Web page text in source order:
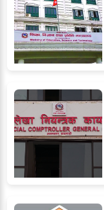
८जुनियरलाई
मन्त्रालयभित्र
९ ओएनएमका
ध्यानाकर्षण